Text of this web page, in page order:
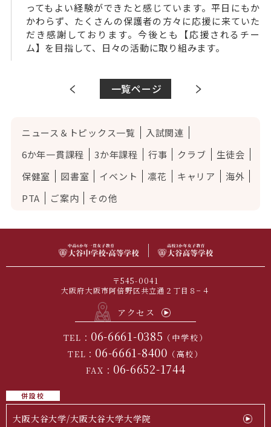
ってもよい経験ができたと感じています。平日にもか
かわらず、たくさんの保護者の方々に応援に来ていた
だき感謝しております。今後とも【応援されるチー
ム】を目指して、日々の活動に取り組みます。
一覧ページ
ニュース＆トピックス一覧
入試関連
6か年一貫課程
3か年課程 行事 クラブ
生徒会
保健室
図書室 イベント 凛花 キャリア
海外
PTA
ご案内 その他
〒545-0041
大阪府大阪市阿倍野区共立通２丁目８−４
アクセス
TEL： 06-6661-0385 （中学校）
TEL： 06-6661-8400 （高校）
FAX： 06-6652-1744
併設校
大阪大谷大学/大阪大谷大学大学院